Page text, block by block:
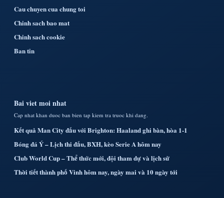
Cau chuyen cua chung toi
Chinh sach bao mat
Chinh sach cookie
Ban tin
Bai viet moi nhat
Cap nhat khan duoc ban bien tap kiem tra truoc khi dang.
Kết quả Man City đấu với Brighton: Haaland ghi bàn, hòa 1-1
Bóng đá Ý – Lịch thi đấu, BXH, kèo Serie A hôm nay
Club World Cup – Thể thức mới, đội tham dự và lịch sử
Thời tiết thành phố Vinh hôm nay, ngày mai và 10 ngày tới